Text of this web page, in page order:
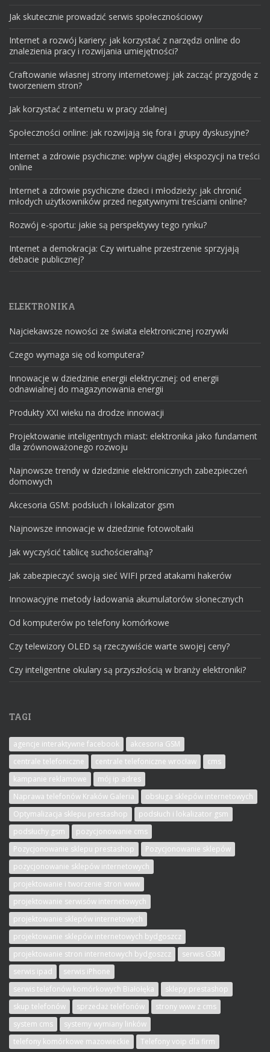
Jak skutecznie prowadzić serwis społecznościowy
Internet a rozwój kariery: jak korzystać z narzędzi online do
znalezienia pracy i rozwijania umiejętności?
Craftowanie własnej strony internetowej: jak zacząć przygodę z
tworzeniem stron?
Jak korzystać z internetu w pracy zdalnej
Społeczności online: jak rozwijają się fora i grupy dyskusyjne?
Internet a zdrowie psychiczne: wpływ ciągłej ekspozycji na treści
online
Internet a zdrowie psychiczne dzieci i młodzieży: jak chronić
młodych użytkowników przed negatywnymi treściami online?
Rozwój e-sportu: jakie są perspektywy tego rynku?
Internet a demokracja: Czy wirtualne przestrzenie sprzyjają
debacie publicznej?
ELEKTRONIKA
Najciekawsze nowości ze świata elektronicznej rozrywki
Czego wymaga się od komputera?
Innowacje w dziedzinie energii elektrycznej: od energii
odnawialnej do magazynowania energii
Produkty XXI wieku na drodze innowacji
Projektowanie inteligentnych miast: elektronika jako fundament
dla zrównoważonego rozwoju
Najnowsze trendy w dziedzinie elektronicznych zabezpieczeń
domowych
Akcesoria GSM: podsłuch i lokalizator gsm
Najnowsze innowacje w dziedzinie fotowoltaiki
Jak wyczyścić tablicę suchościeralną?
Jak zabezpieczyć swoją sieć WIFI przed atakami hakerów
Innowacyjne metody ładowania akumulatorów słonecznych
Od komputerów po telefony komórkowe
Czy telewizory OLED są rzeczywiście warte swojej ceny?
Czy inteligentne okulary są przyszłością w branży elektroniki?
TAGI
agencje interaktywne facebook
akcesoria GSM
centrale telefoniczne
centrale telefoniczne wrocław
cms
kampanie reklamowe
mój ip adres
Naprawa telefonów Kraków Galeria
obsługa sklepów internetowych
Optymalizacja sklepu prestashop
podsłuch i lokalizator gsm
podsłuchy gsm
pozycjonowanie cms
Pozycjonowanie sklepu prestashop
Pozycjonowanie sklepów
pozycjonowanie sklepów internetowych
projektowanie i tworzenie stron www
projektowanie serwisów internetowych
projektowanie sklepów internetowych
projektowanie sklepów internetowych bydgoszcz
projektowanie stron internetowych bydgoszcz
serwis GSM
serwis ipad
serwis iPhone
serwis telefonów komórkowych Białołęka
sklepy prestashop
skup telefonów
sprzedaż telefonów
strony www z cms
system cms
systemy wymiany linków
telefony komórkowe mazowieckie
Telefony voip dla firm